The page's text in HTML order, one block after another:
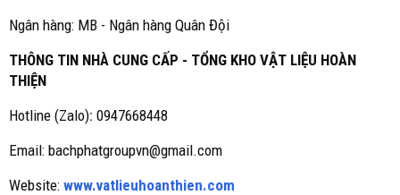
Ngân hàng: MB - Ngân hàng Quân Đội
THÔNG TIN NHÀ CUNG CẤP - TỔNG KHO VẬT LIỆU HOÀN
THIỆN
Hotline (Zalo): 0947668448
Email: bachphatgroupvn@gmail.com
Website: www.vatlieuhoanthien.com